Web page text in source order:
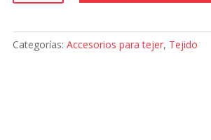
Categorías: Accesorios para tejer, Tejido